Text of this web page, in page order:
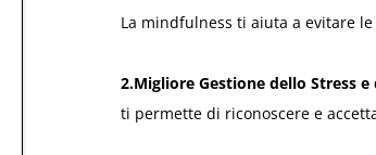
La mindfulness ti aiuta a evitare
2.Migliore Gestione dello Stress
ti permette di riconoscere e